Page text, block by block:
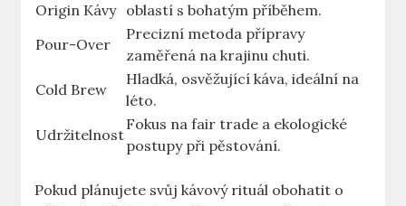
Origin Kávy oblastí s bohatým příběhem.
Pour-Over
Precizní metoda přípravy
zaměřená na krajinu chuti.
Cold Brew
Hladká, osvěžující káva, ideální na
léto.
Udržitelnost
Fokus na fair trade a ekologické
postupy při pěstování.
Pokud plánujete svůj kávový rituál obohatit o